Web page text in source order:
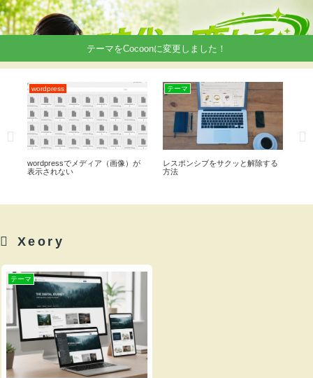
テーマをCocoonに変更しました！
wordpress
wordpressでメディア（画像）が
表示されない
テーマ
レスポンシブをサクッと解除する
方法
Xeory
テーマ